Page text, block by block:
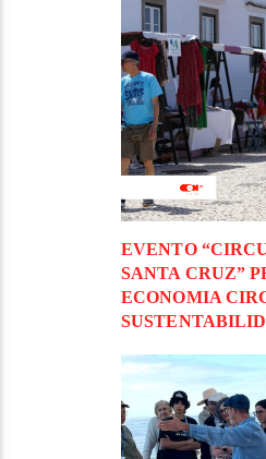
EVENTO
SANTA CRUZ”
ECONOMIA